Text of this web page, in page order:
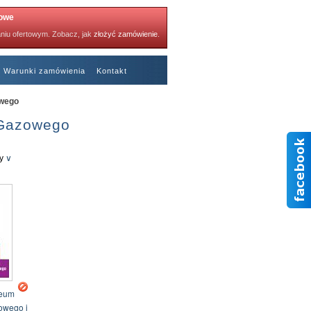
ofertowym. Zobacz, jak złożyć zamówienie
Warunki zamówienia Kontakt
∨
i